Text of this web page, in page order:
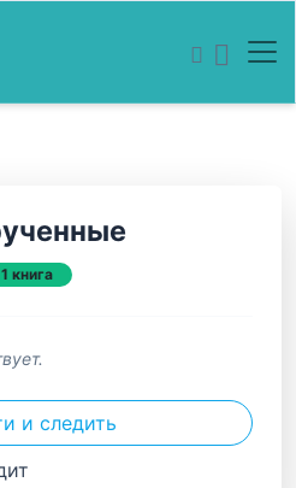
1 книга
и следить